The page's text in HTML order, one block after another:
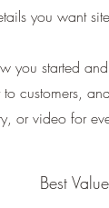
you want
you started
customers,
or video for
Best Value